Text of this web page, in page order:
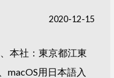
2020-12-15
本社：東京都江東
macOS用日本語入